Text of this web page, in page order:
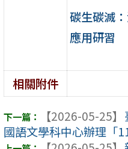
碳生碳滅
應用研習
相關附件
【2026-05-25】
國語文學科中心辦理「